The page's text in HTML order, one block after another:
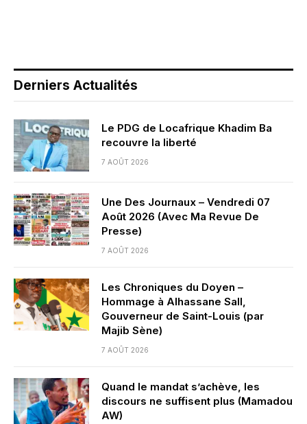
Derniers Actualités
Le PDG de Locafrique Khadim Ba
recouvre la liberté
7 AOÛT 2026
Une Des Journaux – Vendredi 07
Août 2026 (Avec Ma Revue De
Presse)
7 AOÛT 2026
Les Chroniques du Doyen –
Hommage à Alhassane Sall,
Gouverneur de Saint-Louis (par
Majib Sène)
7 AOÛT 2026
Quand le mandat s’achève, les
discours ne suffisent plus (Mamadou
AW)